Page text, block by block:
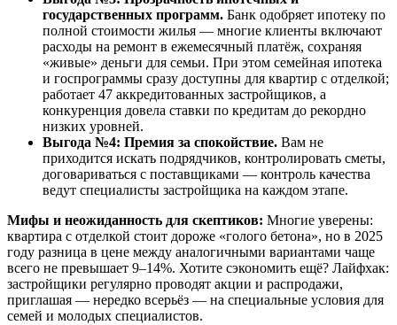
государственных программ. Банк одобряет ипотеку по
полной стоимости жилья — многие клиенты включают
расходы на ремонт в ежемесячный платёж, сохраняя
«живые» деньги для семьи. При этом семейная ипотека
и госпрограммы сразу доступны для квартир с отделкой;
работает 47 аккредитованных застройщиков, а
конкуренция довела ставки по кредитам до рекордно
низких уровней.
Выгода №4: Премия за спокойствие. Вам не
приходится искать подрядчиков, контролировать сметы,
договариваться с поставщиками — контроль качества
ведут специалисты застройщика на каждом этапе.
Мифы и неожиданность для скептиков: Многие уверены:
квартира с отделкой стоит дороже «голого бетона», но в 2025
году разница в цене между аналогичными вариантами чаще
всего не превышает 9–14%. Хотите сэкономить ещё? Лайфхак:
застройщики регулярно проводят акции и распродажи,
приглашая — нередко всерьёз — на специальные условия для
семей и молодых специалистов.